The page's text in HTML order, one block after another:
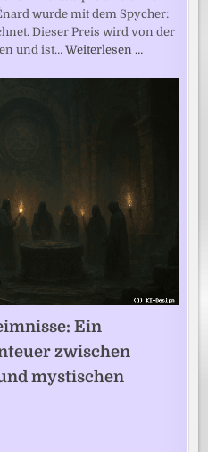
wurde mit dem Spycher:
Dieser Preis wird von der
und ist…Weiterlesen …
Ein
zwischen
mystischen